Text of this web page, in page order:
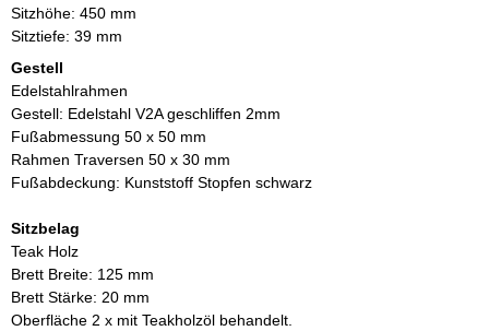
Sitzhöhe: 450 mm
Sitztiefe: 39 mm
Gestell
Edelstahlrahmen
Gestell: Edelstahl V2A geschliffen 2mm
Fußabmessung 50 x 50 mm
Rahmen Traversen 50 x 30 mm
Fußabdeckung: Kunststoff Stopfen schwarz
Sitzbelag
Teak Holz
Brett Breite: 125 mm
Brett Stärke: 20 mm
Oberfläche 2 x mit Teakholzöl behandelt.